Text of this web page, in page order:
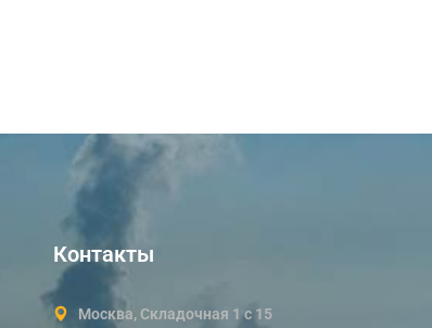
Контакты
Москва, Складочная 1 с 15